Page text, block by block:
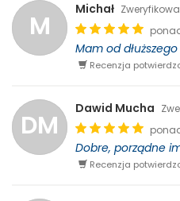
M
Michał
Mam od
Recenzja
DM
Dawid Mucha
Dobre, porządne
Recenzja